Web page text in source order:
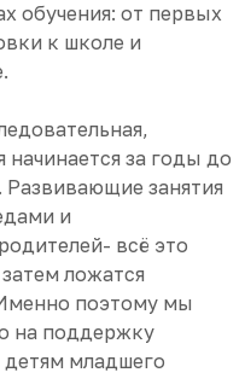
обучения: от первых
к школе и
начинается за годы до
Развивающие занятия
и
всё это
ложатся
поэтому мы
на поддержку
младшего